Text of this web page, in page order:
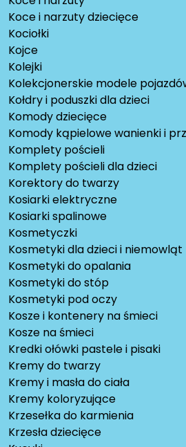
Koce i narzuty dziecięce
Kociołki
Kojce
Kolejki
Kolekcjonerskie modele
Kołdry i poduszki dla dzieci
Komody dziecięce
Komody kąpielowe wanienki i
Komplety pościeli
Komplety pościeli dla dzieci
Korektory do twarzy
Kosiarki elektryczne
Kosiarki spalinowe
Kosmetyczki
Kosmetyki dla dzieci i niemowląt
Kosmetyki do opalania
Kosmetyki do stóp
Kosmetyki pod oczy
Kosze i kontenery na śmieci
Kosze na śmieci
Kredki ołówki pastele i pisaki
Kremy do twarzy
Kremy i masła do ciała
Kremy koloryzujące
Krzesełka do karmienia
Krzesła dziecięce